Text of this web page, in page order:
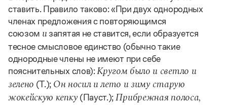
Словари русского языка как государственного
Справочники
Правила русской орфографии и пунктуации
Русский язык. Краткий теоретический курс
для школьников
Письмовник
Управление в русском языке
Словарь русских имён
Словарь методических терминов
Правила русской орфографии и пунктуации
(1956)
ставить. Правило таково: «При двух однородных
членах предложения с повторяющимся
союзом изапятая не ставится, если образуется
тесное смысловое единство (обычно такие
однородные члены не имеют при себе
пояснительных слов):Кругом было и светло и
зелено (Т.); Он носил и лето и зиму старую
жокейскую кепку(Пауст.); Прибрежная полоса,